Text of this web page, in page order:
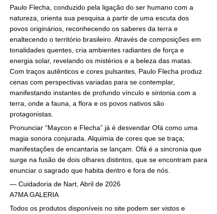
Paulo Flecha, conduzido pela ligação do ser humano com a
natureza, orienta sua pesquisa a partir de uma escuta dos
povos originários, reconhecendo os saberes da terra e
enaltecendo o território brasileiro. Através de composições em
tonalidades quentes, cria ambientes radiantes de força e
energia solar, revelando os mistérios e a beleza das matas.
Com traços autênticos e cores pulsantes, Paulo Flecha produz
cenas com perspectivas variadas para se contemplar,
manifestando instantes de profundo vínculo e sintonia com a
terra, onde a fauna, a flora e os povos nativos são
protagonistas.
Pronunciar “Maycon e Flecha” já é desvendar Ofá como uma
magia sonora conjurada. Alquimia de cores que se traça;
manifestações de encantaria se lançam. Ofá é a sincronia que
surge na fusão de dois olhares distintos, que se encontram para
enunciar o sagrado que habita dentro e fora de nós.
— Cuidadoria de Nart, Abril de 2026
A7MA GALERIA
Todos os produtos disponíveis no site podem ser vistos e